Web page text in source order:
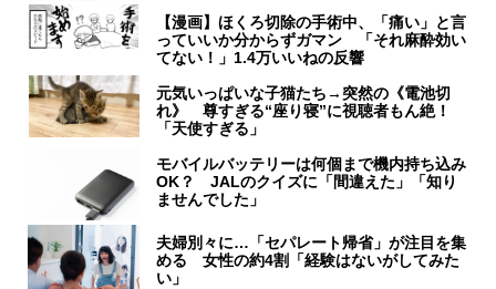
【漫画】ほくろ切除の手術中、「痛い」と言
っていいか分からずガマン 「それ麻酔効い
てない！」1.4万いいねの反響
元気いっぱいな子猫たち→突然の《電池切
れ》 尊すぎる“座り寝”に視聴者もん絶！
「天使すぎる」
モバイルバッテリーは何個まで機内持ち込み
OK？ JALのクイズに「間違えた」「知り
ませんでした」
夫婦別々に…「セパレート帰省」が注目を集
める 女性の約4割「経験はないがしてみた
い」